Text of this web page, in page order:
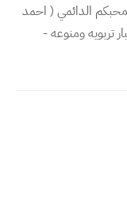
محبكم الدائمي ( احمد
تربويه ومنوعه -